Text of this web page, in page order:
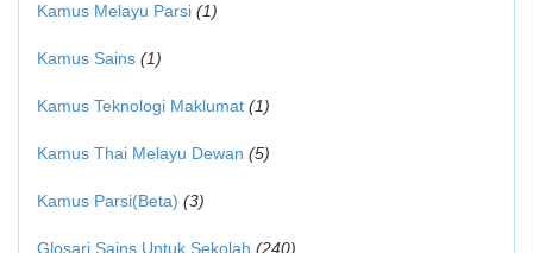
Kamus Melayu Parsi (1)
Kamus Sains (1)
Kamus Teknologi Maklumat (1)
Kamus Thai Melayu Dewan (5)
Kamus Parsi(Beta) (3)
Glosari Sains Untuk Sekolah (240)